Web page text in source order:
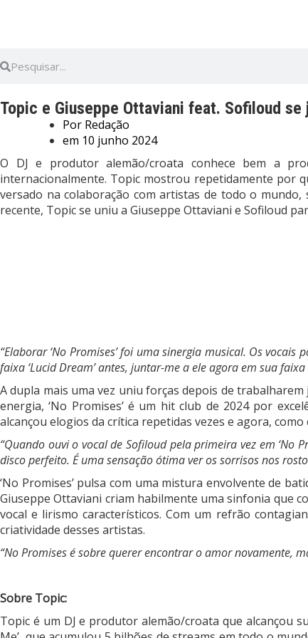
Topic e Giuseppe Ottaviani feat. Sofiloud se
Por Redação
em 10 junho 2024
O DJ e produtor alemão/croata conhece bem a
internacionalmente. Topic mostrou repetidamente por
versado na colaboração com artistas de todo o
recente, Topic se uniu a Giuseppe Ottaviani e Sofiloud
“Elaborar ‘No Promises’ foi uma sinergia musical. Os
faixa ‘Lucid Dream’ antes, juntar-me a ele agora em sua
A dupla mais uma vez uniu forças depois de
energia, ‘No Promises’ é um hit club de 2024 por
alcançou elogios da crítica repetidas vezes e agora,
“Quando ouvi o vocal de Sofiloud pela primeira vez em ‘No
disco perfeito. É uma sensação ótima ver os sorrisos nos
‘No Promises’ pulsa com uma mistura envolvente de
Giuseppe Ottaviani criam habilmente uma sinfonia que
vocal e lirismo característicos. Com um refrão
criatividade desses artistas.
“No Promises é sobre querer encontrar o amor novamente,
Sobre Topic:
Topic é um DJ e produtor alemão/croata que alcançou